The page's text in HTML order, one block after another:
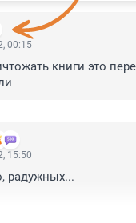
00:15
книги это
15:50
радужных...